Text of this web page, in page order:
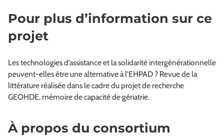
Pour plus d’information sur ce
projet
Les technologies d’assistance et la solidarité intergénérationnelle
peuvent-elles être une alternative à l’EHPAD ? Revue de la
littérature réalisée dans le cadre du projet de recherche
GEOHDE, mémoire de capacité de gériatrie.
À propos du consortium